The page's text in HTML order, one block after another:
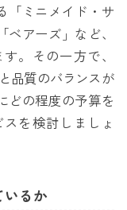
「ミニメイド・サ
アーズ」など、
。その一方で、
品質のバランスが
どの程度の予算を
を検討しましょ
いるか